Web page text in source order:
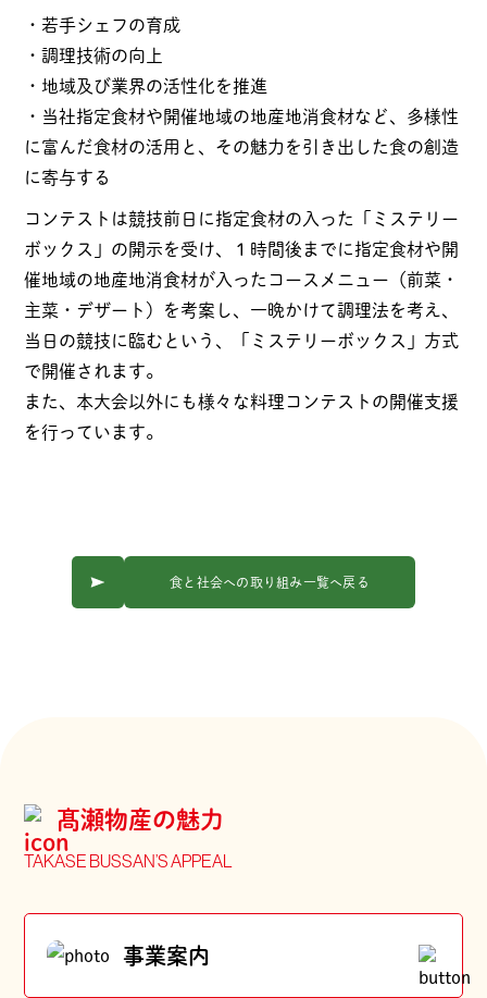
・若手シェフの育成
・調理技術の向上
・地域及び業界の活性化を推進
・当社指定食材や開催地域の地産地消食材など、多様性
に富んだ食材の活用と、その魅力を引き出した食の創造
に寄与する
コンテストは競技前日に指定食材の入った「ミステリー
ボックス」の開示を受け、１時間後までに指定食材や開
催地域の地産地消食材が入ったコースメニュー（前菜・
主菜・デザート）を考案し、一晩かけて調理法を考え、
当日の競技に臨むという、「ミステリーボックス」方式
で開催されます。
また、本大会以外にも様々な料理コンテストの開催支援
を行っています。
食と社会への取り組み一覧へ戻る
髙瀬物産の魅力
TAKASE BUSSAN’S APPEAL
事業案内